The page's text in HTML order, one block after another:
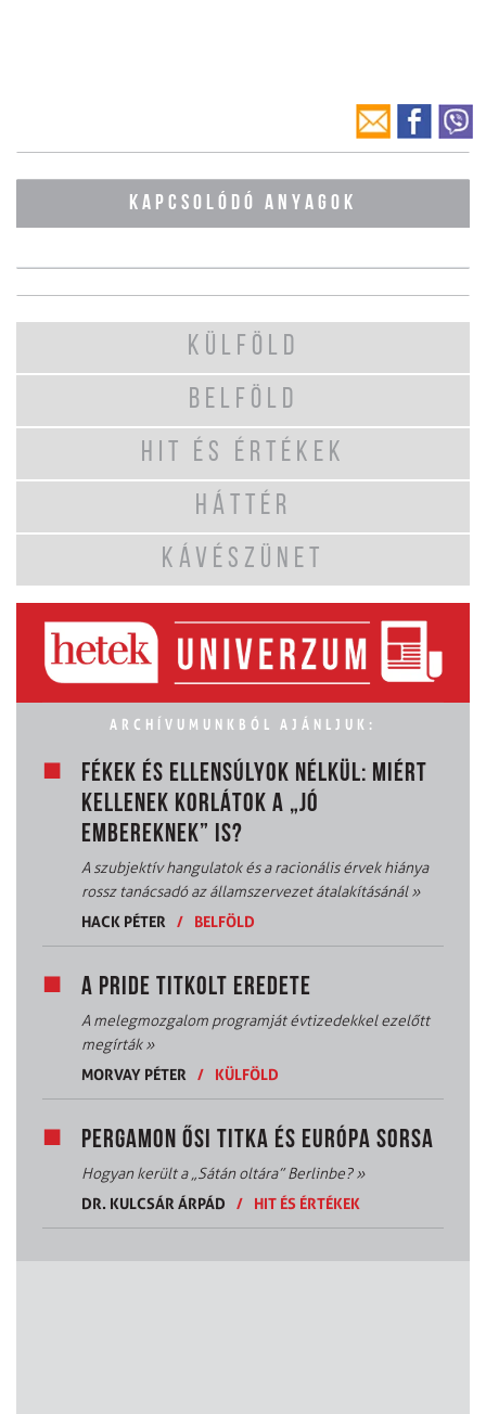
KAPCSOLÓDÓ ANYAGOK
KÜLFÖLD
BELFÖLD
HIT ÉS ÉRTÉKEK
HÁTTÉR
KÁVÉSZÜNET
ARCHÍVUMUNKBÓL AJÁNLJUK:
FÉKEK ÉS ELLENSÚLYOK NÉLKÜL: MIÉRT
KELLENEK KORLÁTOK A „JÓ
EMBEREKNEK” IS?
A szubjektív hangulatok és a racionális érvek hiánya
rossz tanácsadó az államszervezet átalakításánál»
HACK PÉTER
/ BELFÖLD
A PRIDE TITKOLT EREDETE
A melegmozgalom programját évtizedekkel ezelőtt
megírták»
MORVAY PÉTER
/ KÜLFÖLD
PERGAMON ŐSI TITKA ÉS EURÓPA SORSA
Hogyan került a „Sátán oltára” Berlinbe?»
DR. KULCSÁR ÁRPÁD
/ HIT ÉS ÉRTÉKEK